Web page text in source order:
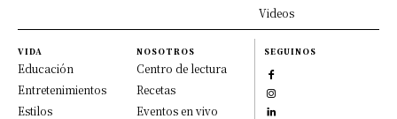
Videos
VIDA
Educación
Entretenimientos
Estilos
NOSOTROS
Centro de lectura
Recetas
Eventos en vivo
SEGUINOS